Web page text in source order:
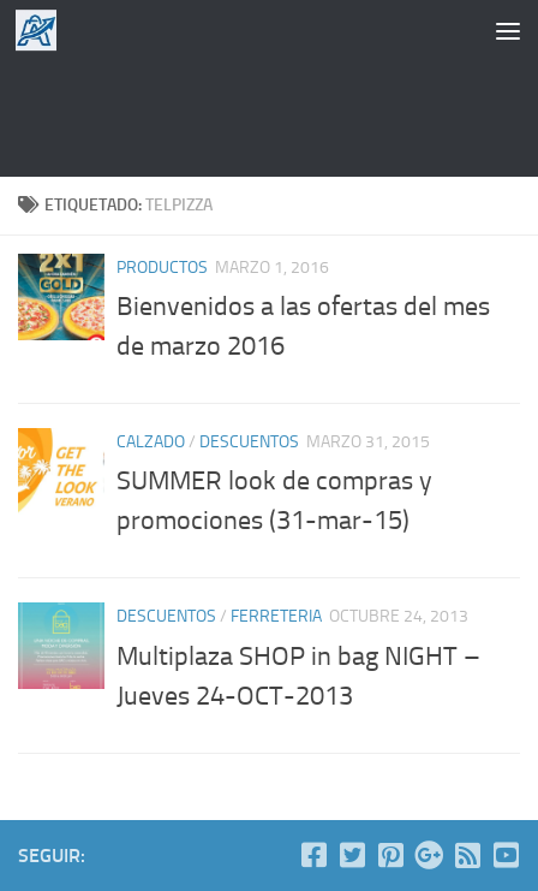
Saltar al contenido
ETIQUETADO:TELPIZZA
PRODUCTOS MARZO 1, 2016
Bienvenidos a las ofertas del mes
de marzo 2016
CALZADO/ DESCUENTOS MARZO 31, 2015
SUMMER look de compras y
promociones (31-mar-15)
DESCUENTOS / FERRETERIA OCTUBRE 24, 2013
Multiplaza SHOP in bag NIGHT –
Jueves 24-OCT-2013
SEGUIR: